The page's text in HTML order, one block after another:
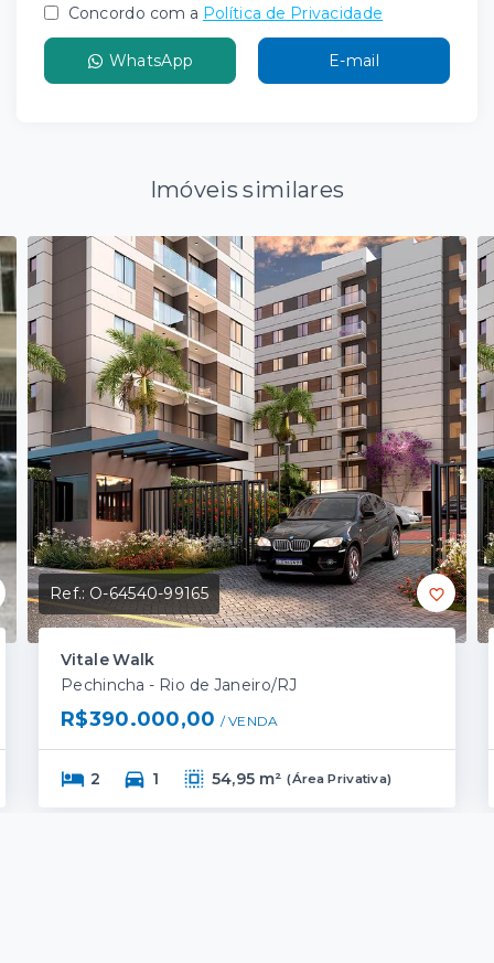
Concordo com a Política de Privacidade
WhatsApp E-mail
Imóveis similares
Ref.: O-64540-99165
Vitale Walk
Pechincha - Rio de Janeiro/RJ
R$390.000,00 / VENDA
2 1 54,95 m² (Área Privativa)